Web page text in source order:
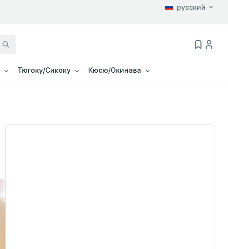
русский
Тюгоку/Сикоку Кюсю/Окинава